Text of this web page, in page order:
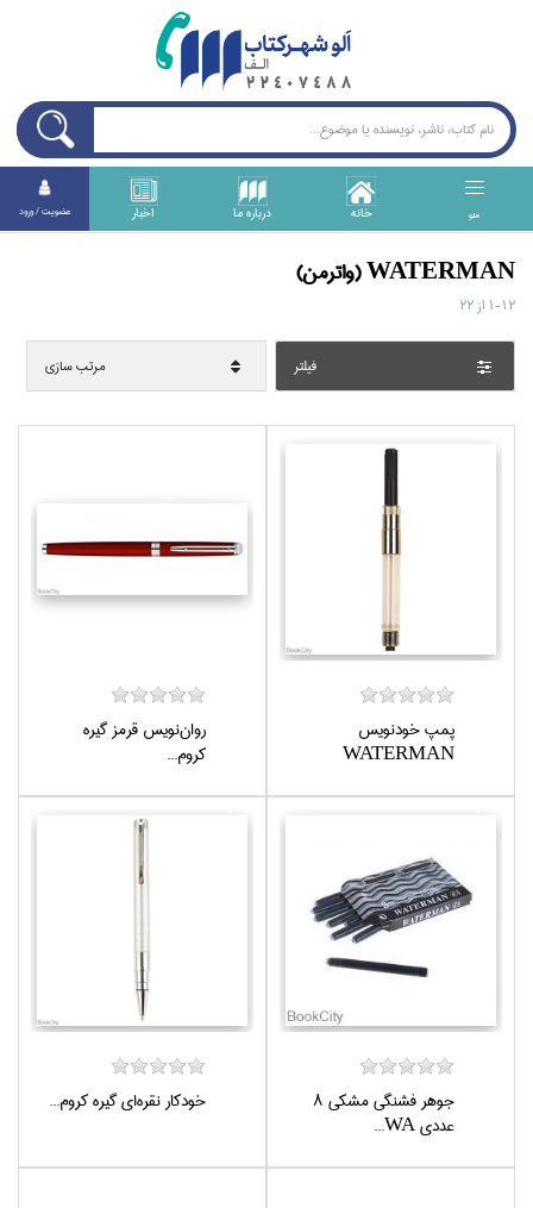
منو خانه درباره ما اخبار عضويت / ورود
WATERMAN (واترمن)
1-12 از22
فيلتر مرتب سازي
پمپ خودنويس
WATERMAN
روان‌نويس قرمز گيره
كروم...
جوهر فشنگي مشكي 8
عددي WA...
خودكار نقره‌اي گيره كروم...